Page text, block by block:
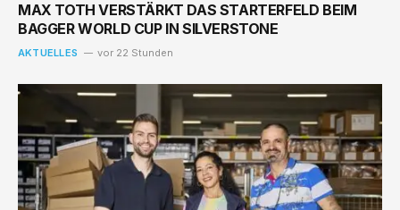
MAX TOTH VERSTÄRKT DAS STARTERFELD BEIM
BAGGER WORLD CUP IN SILVERSTONE
AKTUELLES vor 22 Stunden